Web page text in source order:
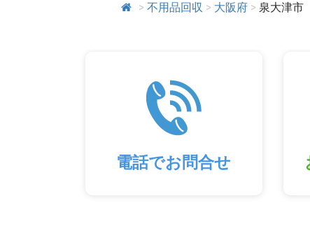
> 不用品回収 > 大阪府 > 泉大津市
電話でお問合せ